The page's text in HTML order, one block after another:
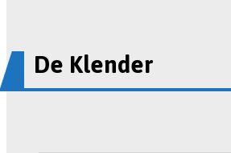
De Klender